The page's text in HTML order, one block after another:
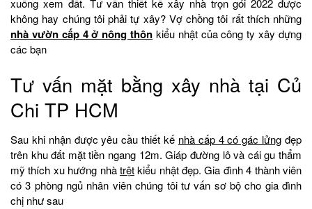
xuống xem đất. Tư vấn thiết kế xây nhà trọn gói 2022 được
không hay chúng tôi phải tự xây? Vợ chồng tôi rất thích những
nhà vườn cấp 4 ở nông thôn kiểu nhật của công ty xây dựng
các bạn
Tư vấn mặt bằng xây nhà tại Củ
Chi TP HCM
Sau khi nhận được yêu cầu thiết kế nhà cấp 4 có gác lửng đẹp
trên khu đất mặt tiền ngang 12m. Giáp đường lô và cái gu thẩm
mỹ thích xu hướng nhàtrệtkiểu nhật đẹp. Gia đình 4 thành viên
có 3 phòng ngủ nhân viên chúng tôi tư vấn sơ bộ cho gia đình
chị như sau